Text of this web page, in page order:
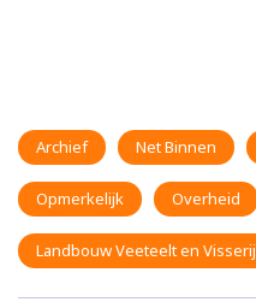
Archief Net Binnen
Opmerkelijk Overheid
Landbouw Veeteelt en Visserij